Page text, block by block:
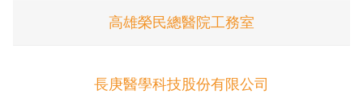
高雄榮民總醫院工務室
長庚醫學科技股份有限公司